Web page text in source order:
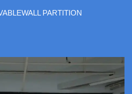
PARTITION